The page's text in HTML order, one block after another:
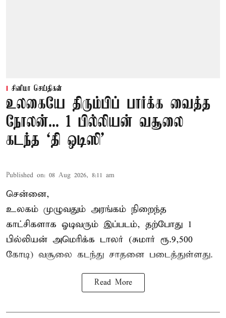
சினிமா செய்திகள்
உலகையே திரும்பிப் பார்க்க வைத்த
நோலன்... 1 பில்லியன் வசூலை
கடந்த ‘தி ஒடிஸி’
Published on: 08 Aug 2026, 8:11 am
சென்னை,
உலகம் முழுவதும் அரங்கம் நிறைந்த
காட்சிகளாக ஓடிவரும் இப்படம், தற்போது 1
பில்லியன் அமெரிக்க டாலர் (சுமார் ரூ.9,500
கோடி) வசூலை கடந்து சாதனை படைத்துள்ளது.
Read More